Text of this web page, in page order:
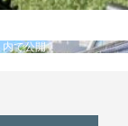
内で公開